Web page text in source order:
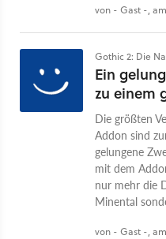
von - Gast -, am
Gothic 2: Die
Ein
zu einem
Die größten
Addon sind
gelungene
mit dem
nur mehr die
Minental
von - Gast -,